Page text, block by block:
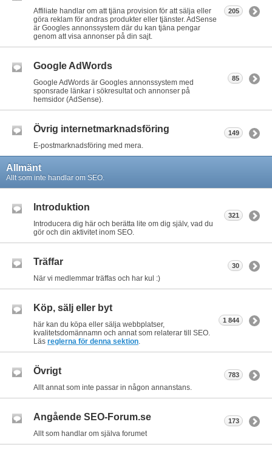
Affiliate handlar om att tjäna provision för att sälja eller
göra reklam för andras produkter eller tjänster. AdSense
är Googles annonssystem där du kan tjäna pengar
genom att visa annonser på din sajt.
205
Google AdWords
Google AdWords är Googles annonssystem med
sponsrade länkar i sökresultat och annonser på
hemsidor (AdSense).
85
Övrig internetmarknadsföring
E-postmarknadsföring med mera.
149
Allmänt
Allt som inte handlar om SEO.
Introduktion
Introducera dig här och berätta lite om dig själv, vad du
gör och din aktivitet inom SEO.
321
Träffar
När vi medlemmar träffas och har kul :)
30
Köp, sälj eller byt
här kan du köpa eller sälja webbplatser,
kvalitetsdomännamn och annat som relaterar till SEO.
Läs reglerna för denna sektion
1 844
Övrigt
Allt annat som inte passar in någon annanstans.
783
Angående SEO-Forum.se
Allt som handlar om själva forumet
173